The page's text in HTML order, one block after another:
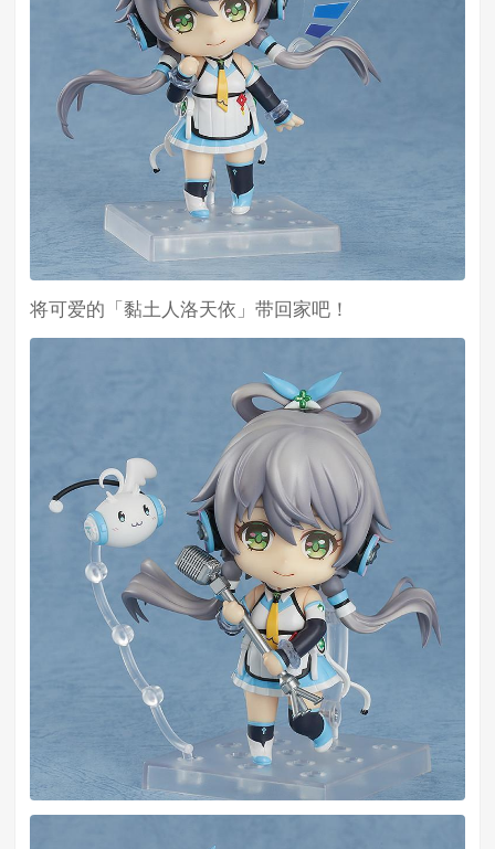
将可爱的「黏土人洛天依」带回家吧！